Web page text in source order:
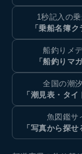
1秒記入の
「乗船名簿ク
船釣りメ
「船釣りマ
全国の潮
「潮見表・タイ
魚図鑑サ
「写真から探せ